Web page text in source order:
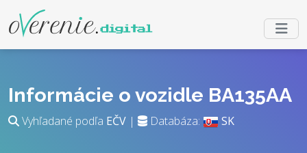
Informácie o vozidle BA135AA
Vyhľadané podľa EČV | Databáza: SK